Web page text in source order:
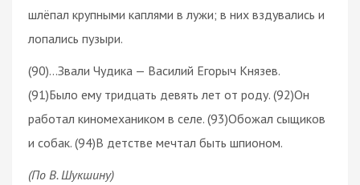
шлёпал крупными каплями в лужи; в них вздувались и
лопались пузыри.
(90)…Звали Чудика — Василий Егорыч Князев.
(91)Было ему тридцать девять лет от роду. (92)Он
работал киномехаником в селе. (93)Обожал сыщиков
и собак. (94)В детстве мечтал быть шпионом.
(По В. Шукшину)